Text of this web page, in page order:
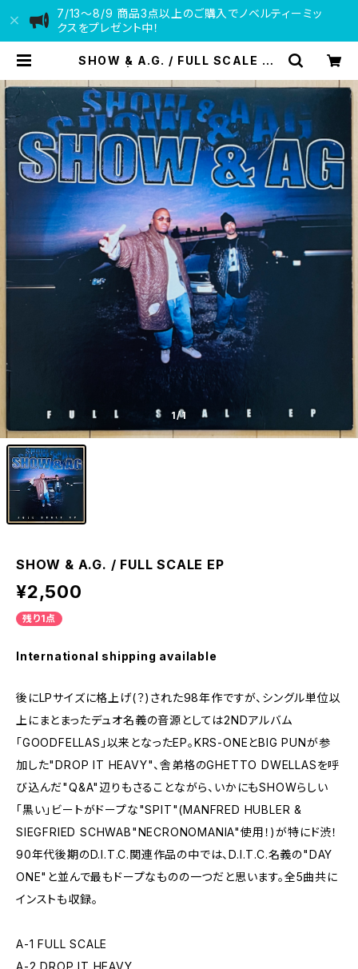
7/13〜8/9 商品3点以上のご購入でノベルティーミッ
クスをプレゼント中！
SHOW & A.G. / FULL SCALE EP
1/1
SHOW & A.G. / FULL SCALE EP
¥2,500
残り1点
International shipping available
後にLPサイズに格上げ(？)された98年作ですが、シングル単位以
上にまとまったデュオ名義の音源としては2NDアルバム
「GOODFELLAS」以来となったEP。KRS-ONEとBIG PUNが参
加した"DROP IT HEAVY"、舎弟格のGHETTO DWELLASを呼
び込んだ"Q&A"辺りもさることながら、いかにもSHOWらしい
「黒い」ビートがドープな"SPIT"(MANFRED HUBLER &
SIEGFRIED SCHWAB"NECRONOMANIA"使用！)が特にド渋！
90年代後期のD.I.T.C.関連作品の中では、D.I.T.C.名義の"DAY
ONE"と並んで最もドープなものの一つだと思います。全5曲共に
インストも収録。
A-1 FULL SCALE
A-2 DROP IT HEAVY